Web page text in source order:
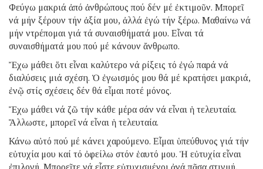
Φεύγω μακριά ἀπό ἀνθρώπους πού δέν μέ ἐκτιμοῦν. Μπορεῖ
νά μήν ξέρουν τήν ἀξία μου, ἀλλά ἐγώ τήν ξέρω. Μαθαίνω νά
μήν ντρέπομαι γιά τά συναισθήματά μου. Εἶναι τά
συναισθήματά μου πού μέ κάνουν ἄνθρωπο.
Ἔχω μάθει ὅτι εἶναι καλύτερο νά ρίξεις τό ἐγώ παρά νά
διαλύσεις μιά σχέση. Ὁ ἐγωισμός μου θά μέ κρατήσει μακριά,
ἐνῷ στίς σχέσεις δέν θά εἶμαι ποτέ μόνος.
Ἔχω μάθει νά ζῶ τήν κάθε μέρα σάν νά εἶναι ἡ τελευταία.
Ἄλλωστε, μπορεῖ νά εἶναι ἡ τελευταία.
Κάνω αὐτό πού μέ κάνει χαρούμενο. Εἶμαι ὑπεύθυνος γιά τήν
εὐτυχία μου καί τό ὀφείλω στόν ἑαυτό μου. Ἡ εὐτυχία εἶναι
ἐπιλογή. Μπορεῖτε νά εἶστε εὐτυχισμένοι ἀνά πᾶσα στιγμή,